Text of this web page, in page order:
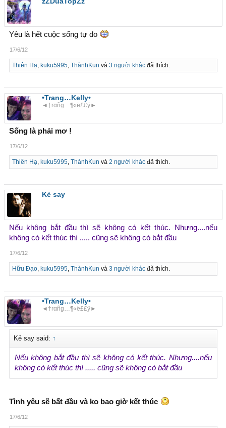
Yêu là hết cuộc sống tự do
17/6/12
Thiên Hạ, kuku5995, ThànhKun và 3 người khácđã thích.
•Trang…Kelly•
◄†rαñg…¶«ë££ÿ►
Sống là phải mơ !
17/6/12
Thiên Hạ, kuku5995, ThànhKun và 2 người khácđã thích.
Kẻ say
Nếu không bắt đầu thì sẽ không có kết thúc. Nhưng....nếu
không có kết thúc thì ..... cũng sẽ không có bắt đầu
17/6/12
Hữu Đạo, kuku5995, ThànhKun và 3 người khácđã thích.
•Trang…Kelly•
◄†rαñg…¶«ë££ÿ►
Kẻ say said: ↑
Nếu không bắt đầu thì sẽ không có kết thúc. Nhưng....nếu
không có kết thúc thì ..... cũng sẽ không có bắt đầu
Tình yêu sẽ bất đầu và ko bao giờ kết thúc
17/6/12